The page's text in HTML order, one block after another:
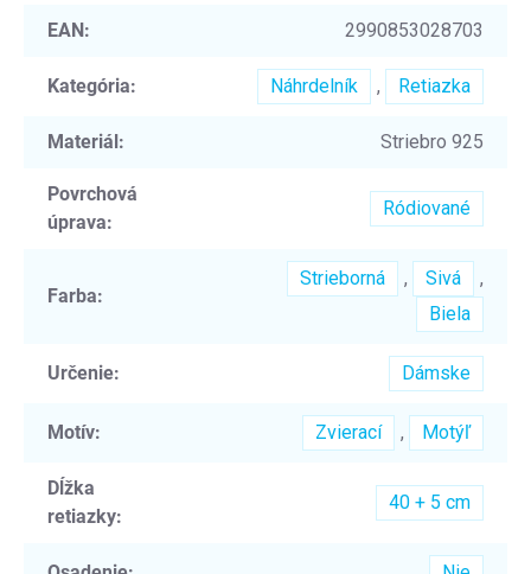
EAN: 2990853028703
Kategória: Náhrdelník , Retiazka
Materiál: Striebro 925
Povrchová
úprava:
Ródiované
Farba:
Strieborná , Sivá
,
Biela
Určenie: Dámske
Motív: Zvierací , Motýľ
Dĺžka
retiazky:
40 + 5 cm